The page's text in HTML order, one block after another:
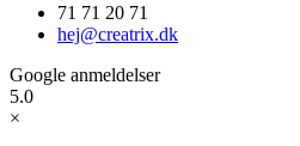
71 71 20 71
hej@creatrix.dk
Google anmeldelser
5.0
×